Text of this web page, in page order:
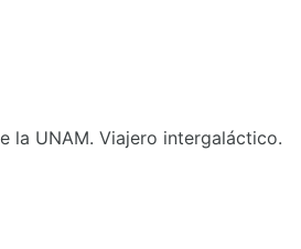
la UNAM. Viajero intergaláctico.